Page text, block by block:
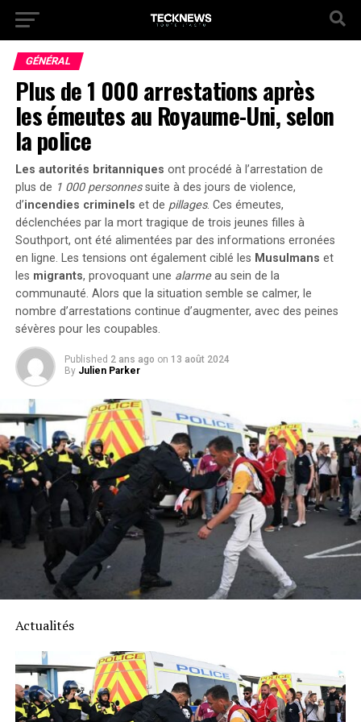
GÉNÉRAL
Plus de 1 000 arrestations après
les émeutes au Royaume-Uni, selon
la police
Les autorités britanniques ont procédé à l’arrestation de
plus de 1 000 personnessuite à des jours de violence,
d’incendies criminels et de pillages. Ces émeutes,
déclenchées par la mort tragique de trois jeunes filles à
Southport, ont été alimentées par des informations erronées
en ligne. Les tensions ont également ciblé les Musulmans et
les migrants, provoquant une alarmeau sein de la
communauté. Alors que la situation semble se calmer, le
nombre d’arrestations continue d’augmenter, avec des peines
sévères pour les coupables.
Published 2 ans ago on 13 août 2024
By Julien Parker
Actualités